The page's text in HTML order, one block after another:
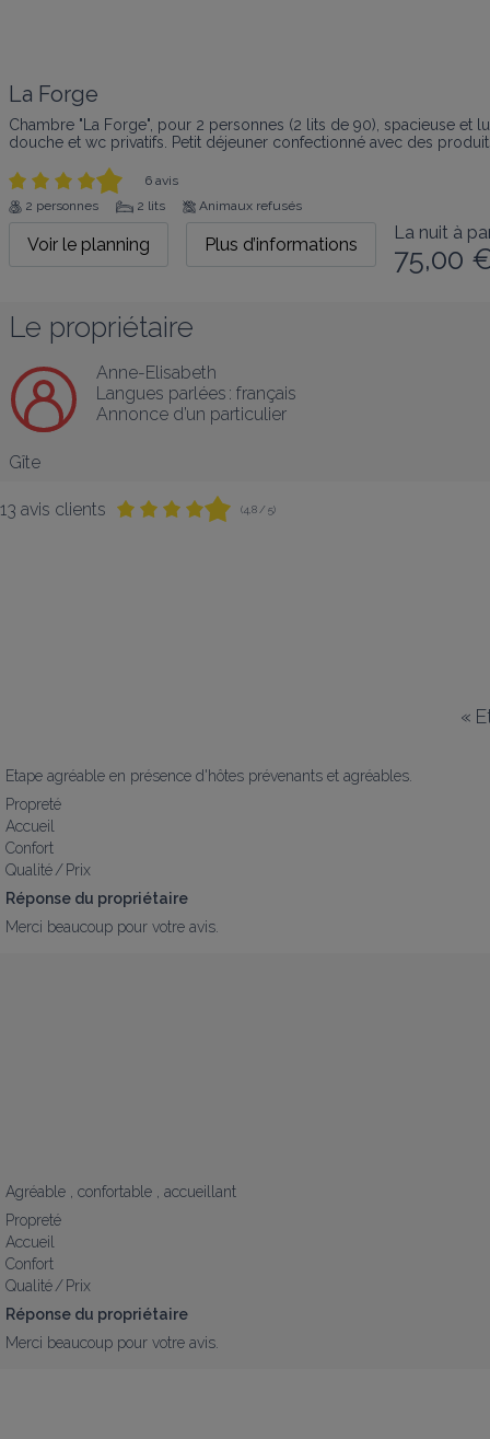
La Forge
Chambre "La Forge", pour 2 personnes (2 lits de 90), spacieuse et
douche et wc privatifs. Petit déjeuner confectionné avec des
6 avis
2 personnes
2 lits Animaux refusés
Voir le planning Plus d’informations
La nuit à
75,00
Le propriétaire
Anne-Elisabeth
Langues parlées : français
Annonce d’un particulier
Gîte
13 avis clients (4,8 / 5)
«
Etape agréable en présence d'hôtes prévenants et agréables.
Propreté
Accueil
Confort
Qualité / Prix
Réponse du propriétaire
Merci beaucoup pour votre avis.
Agréable , confortable , accueillant
Propreté
Accueil
Confort
Qualité / Prix
Réponse du propriétaire
Merci beaucoup pour votre avis.